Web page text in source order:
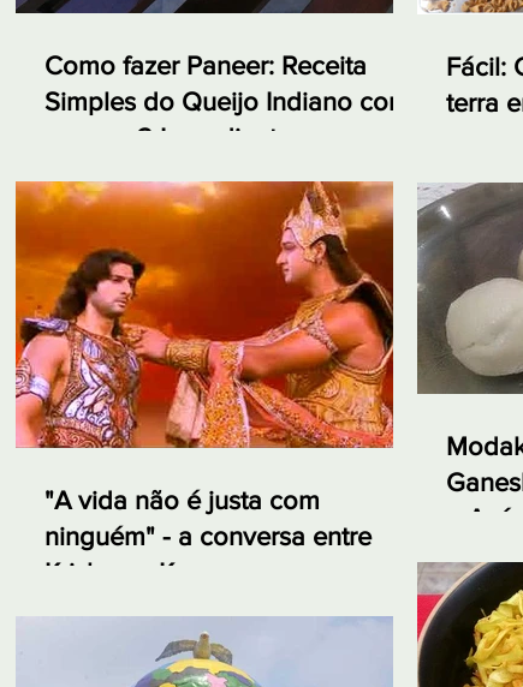
Como fazer Paneer: Receita
Simples do Queijo Indiano com
apenas 2 Ingredientes
Fácil:
terra
em
"A vida não é justa com
ninguém" - a conversa entre
Krishna e Karna no
e